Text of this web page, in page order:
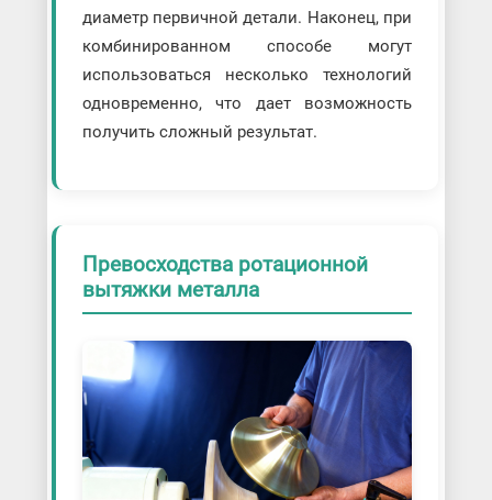
диаметр первичной детали. Наконец, при
комбинированном способе могут
использоваться несколько технологий
одновременно, что дает возможность
получить сложный результат.
Превосходства ротационной
вытяжки металла